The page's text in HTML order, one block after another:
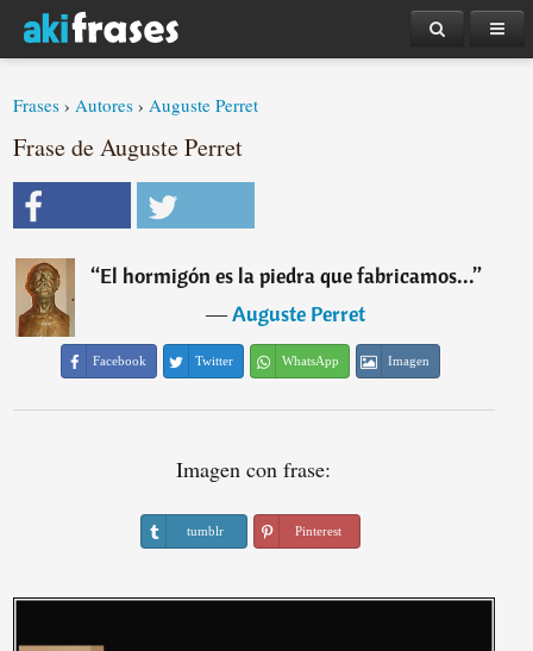
Frases ›Autores ›Auguste Perret
Frase de Auguste Perret
“El hormigón es la piedra que fabricamos...”
―Auguste Perret
Facebook Twitter WhatsApp Imagen
Imagen con frase:
tumblr Pinterest